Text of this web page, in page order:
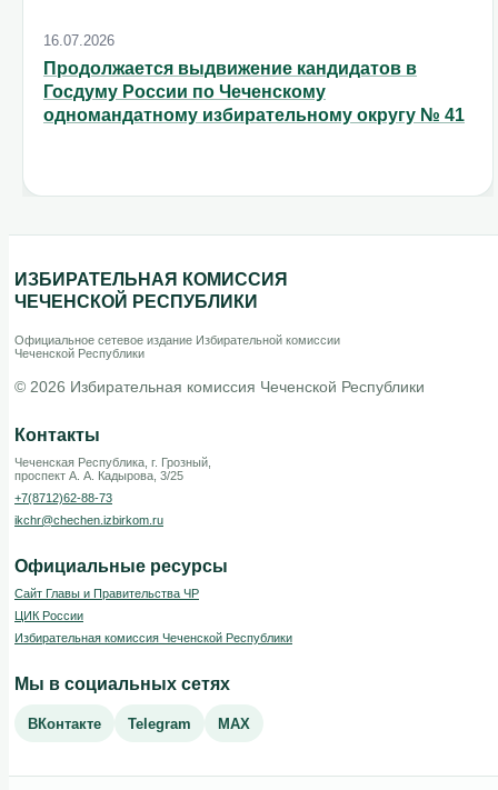
16.07.2026
Продолжается выдвижение кандидатов в
Госдуму России по Чеченскому
одномандатному избирательному округу № 41
ИЗБИРАТЕЛЬНАЯ КОМИССИЯ
ЧЕЧЕНСКОЙ РЕСПУБЛИКИ
Официальное сетевое издание Избирательной комиссии
Чеченской Республики
© 2026 Избирательная комиссия Чеченской Республики
Контакты
Чеченская Республика, г. Грозный,
проспект А. А. Кадырова, 3/25
+7(8712)62-88-73
ikchr@chechen.izbirkom.ru
Официальные ресурсы
Сайт Главы и Правительства ЧР
ЦИК России
Избирательная комиссия Чеченской Республики
Мы в социальных сетях
ВКонтакте Telegram MAX